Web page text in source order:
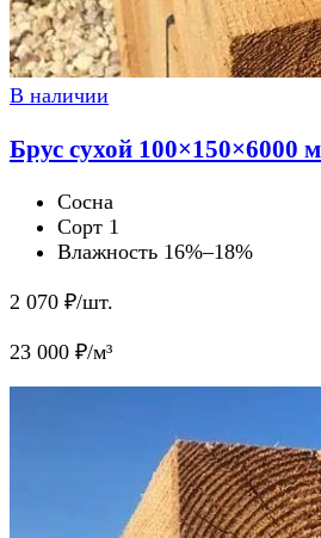
В наличии
Брус сухой 100×150×6000
Сосна
Сорт 1
Влажность 16%–18%
2 070 ₽/шт.
23 000 ₽/м³